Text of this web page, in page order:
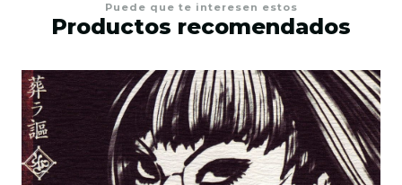
Puede que te interesen estos
Productos recomendados